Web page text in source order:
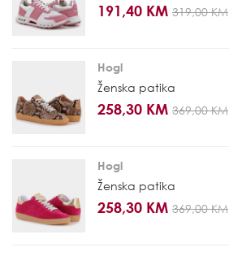
191,40 KM 319,00 KM
Hogl
Ženska patika
258,30 KM 369,00 KM
Hogl
Ženska patika
258,30 KM 369,00 KM